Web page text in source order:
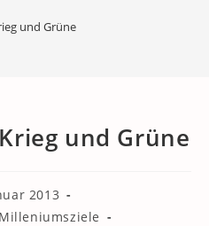
und Grüne
und Grüne
2013
Milleniumsziele